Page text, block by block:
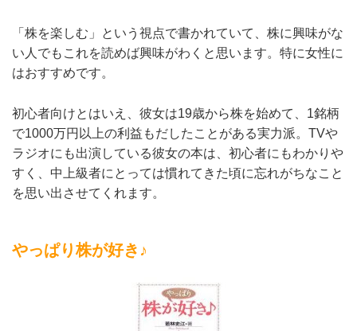
「株を楽しむ」という視点で書かれていて、株に興味がな
い人でもこれを読めば興味がわくと思います。特に女性に
はおすすめです。
初心者向けとはいえ、彼女は19歳から株を始めて、1銘柄
で1000万円以上の利益もだしたことがある実力派。TVや
ラジオにも出演している彼女の本は、初心者にもわかりや
すく、中上級者にとっては慣れてきた頃に忘れがちなこと
を思い出させてくれます。
やっぱり株が好き♪